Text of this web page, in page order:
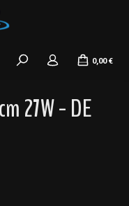
0,00 €
27W - DE